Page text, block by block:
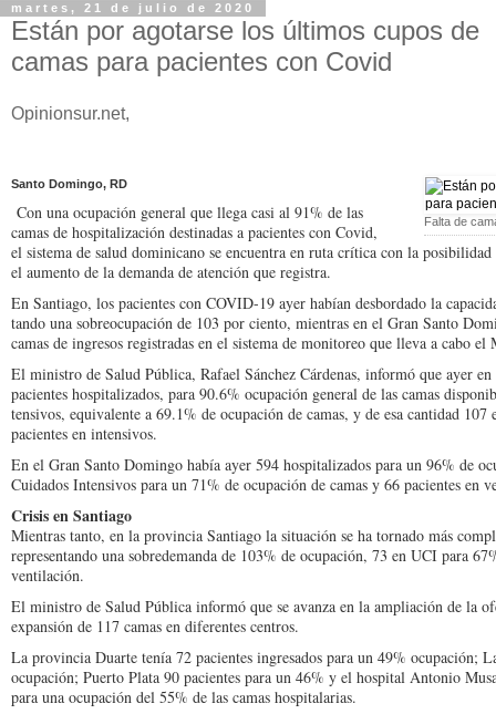
martes, 21 de julio de 2020
Están por agotarse los últimos cupos de
camas para pacientes con Covid
Opinionsur.net,
Falta de
Santo Domingo, RD
Con una ocupación gene­ral que llega casi al 91% de las
camas de hospi­talización destinadas a pacientes con Covid,
el sistema de salud domi­nicano se encuentra en ruta crítica con la posibi­lidad
el aumento de la demanda de atención que registra.
En Santiago, los pa­cientes con COVID-19 ayer habían desbordado la
tando una sobreocupa­ción de 103 por ciento, mientras en el Gran San­to
ca­mas de ingresos registra­das en el sistema de mo­nitoreo que lleva a cabo
El ministro de Salud Pública, Rafael Sánchez Cárdenas, informó que ayer
pacientes hospitaliza­dos, para 90.6% ocupa­ción general de las camas
tensivos, equivalente a 69.1% de ocupación de ca­mas, y de esa cantidad
pacientes en intensivos.
En el Gran Santo Domin­go había ayer 594 hospitali­zados para un 96% de
Cuidados In­tensivos para un 71% de ocupación de camas y 66 pacientes en
Crisis en Santiago
Mientras tanto, en la pro­vincia Santiago la situación se ha tornado más
representan­do una sobredemanda de 103% de ocupación, 73 en UCI para
ventilación.
El ministro de Salud Pú­blica informó que se avanza en la ampliación de la
expansión de 117 ca­mas en diferentes centros.
La provincia Duarte te­nía 72 pacientes ingresados para un 49% ocupación;
ocupación; Puerto Plata 90 pacientes para un 46% y el hospital Antonio
para una ocupación del 55% de las camas hospitalarias.